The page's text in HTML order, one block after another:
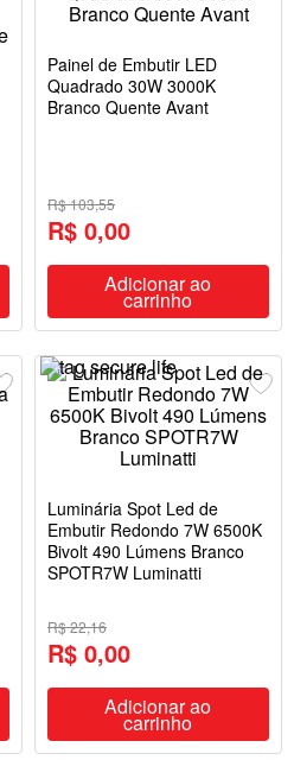
Painel de Embutir LED
Quadrado 30W 3000K
Branco Quente Avant
R$ 103,55
R$ 0,00
Adicionar ao
carrinho
Luminária Spot Led de
Embutir Redondo 7W 6500K
Bivolt 490 Lúmens Branco
SPOTR7W Luminatti
R$ 22,16
R$ 0,00
Adicionar ao
carrinho